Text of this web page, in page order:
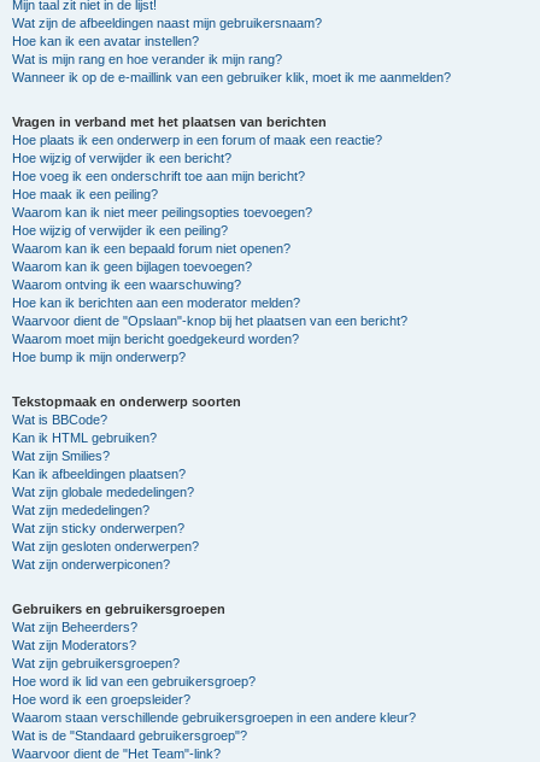
Mijn taal zit niet in de lijst!
Wat zijn de afbeeldingen naast mijn gebruikersnaam?
Hoe kan ik een avatar instellen?
Wat is mijn rang en hoe verander ik mijn rang?
Wanneer ik op de e-maillink van een gebruiker klik, moet ik me aanmelden?
Vragen in verband met het plaatsen van berichten
Hoe plaats ik een onderwerp in een forum of maak een reactie?
Hoe wijzig of verwijder ik een bericht?
Hoe voeg ik een onderschrift toe aan mijn bericht?
Hoe maak ik een peiling?
Waarom kan ik niet meer peilingsopties toevoegen?
Hoe wijzig of verwijder ik een peiling?
Waarom kan ik een bepaald forum niet openen?
Waarom kan ik geen bijlagen toevoegen?
Waarom ontving ik een waarschuwing?
Hoe kan ik berichten aan een moderator melden?
Waarvoor dient de "Opslaan"-knop bij het plaatsen van een bericht?
Waarom moet mijn bericht goedgekeurd worden?
Hoe bump ik mijn onderwerp?
Tekstopmaak en onderwerp soorten
Wat is BBCode?
Kan ik HTML gebruiken?
Wat zijn Smilies?
Kan ik afbeeldingen plaatsen?
Wat zijn globale mededelingen?
Wat zijn mededelingen?
Wat zijn sticky onderwerpen?
Wat zijn gesloten onderwerpen?
Wat zijn onderwerpiconen?
Gebruikers en gebruikersgroepen
Wat zijn Beheerders?
Wat zijn Moderators?
Wat zijn gebruikersgroepen?
Hoe word ik lid van een gebruikersgroep?
Hoe word ik een groepsleider?
Waarom staan verschillende gebruikersgroepen in een andere kleur?
Wat is de "Standaard gebruikersgroep"?
Waarvoor dient de "Het Team"-link?